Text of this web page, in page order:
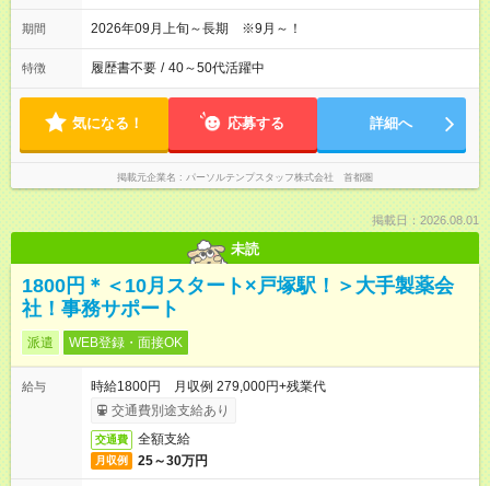
期間 2026年09月上旬～長期 ※9月～！
特徴 履歴書不要 / 40～50代活躍中
気になる！ 応募する 詳細へ
掲載元企業名 パーソルテンプスタッフ株式会社 首都圏
掲載日：2026.08.01
未読
1800円＊＜10月スタート×戸塚駅！＞大手製薬会
社！事務サポート
派遣 WEB登録・面接OK
給与
時給1800円 月収例 279,000円+残業代
交通費別途支給あり
交通費 全額支給
月収例 25～30万円